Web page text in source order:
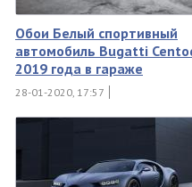
Обои Белый спортивный
автомобиль Bugatti
2019 года в гараже
28-01-2020, 17:57